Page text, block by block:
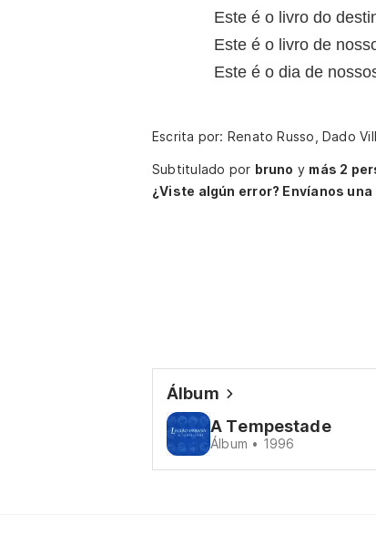
Este é o livro do
Este é o livro de
Este é o dia de
Escrita por: Renato Russo, Dado
Subtitulado por bruno y más 2
¿Viste algún error? Envíanos
Álbum
A Tempestade
Álbum • 1996